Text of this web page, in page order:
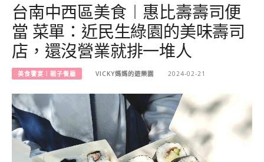
台南中西區美食︱惠比壽壽司便
當 菜單：近民生綠園的美味壽司
店，還沒營業就排一堆人
美食饗宴︱親子餐廳 VICKY媽媽的遊樂園 2024-02-21